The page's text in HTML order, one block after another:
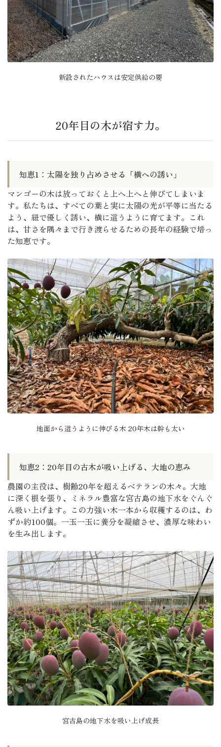
新設されたハウスは安定供給の要
20年目の木が宿す力。
知恵1：太陽を独り占めさせる「横への誘い」
マンゴーの木は放っておくと上へ上へと伸びてしまいま
す。私たちは、すべての葉と実に太陽の光が平等に当たる
よう、紐で優しく誘い、横に這うように育てます。これ
は、甘さを隅々まで行き渡らせるための長年の経験で培っ
た知恵です。
地面から這うように伸びる木 20年木は幹も太い
知恵2：20年目の古木が吸い上げる、大地の恵み
農園の主役は、樹齢20年を超えるベテランの木々。大地
に深く根を張り、ミネラル豊富な宮古島の地下水をぐんぐ
ん吸い上げます。この力強い木一本から収穫するのは、わ
ずか約100個。一玉一玉に養分を凝縮させ、濃厚な味わい
を生み出します。
宮古島の地下水を吸い上げ成長